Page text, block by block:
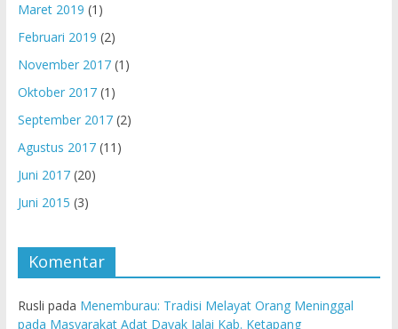
Maret 2019 (1)
Februari 2019 (2)
November 2017(1)
Oktober 2017(1)
September 2017(2)
Agustus 2017(11)
Juni 2017(20)
Juni 2015 (3)
Komentar
Rusli pada Menemburau: Tradisi Melayat Orang Meninggal
pada Masyarakat Adat Dayak Jalai Kab. Ketapang